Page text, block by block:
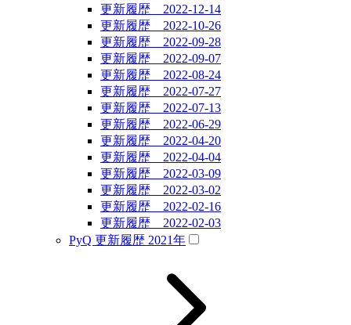
更新履歴 2022-12-14
更新履歴 2022-10-26
更新履歴 2022-09-28
更新履歴 2022-09-07
更新履歴 2022-08-24
更新履歴 2022-07-27
更新履歴 2022-07-13
更新履歴 2022-06-29
更新履歴 2022-04-20
更新履歴 2022-04-04
更新履歴 2022-03-09
更新履歴 2022-03-02
更新履歴 2022-02-16
更新履歴 2022-02-03
PyQ 更新履歴 2021年